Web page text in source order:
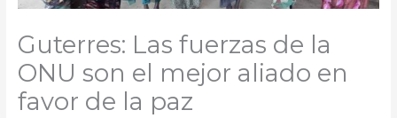
Guterres: Las fuerzas de la
ONU son el mejor aliado en
favor de la paz